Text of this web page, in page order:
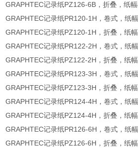
GRAPHTEC记录纸PZ126-6B，折叠，纸
GRAPHTEC记录纸PR120-1H，卷式，纸
GRAPHTEC记录纸PZ120-1H，折叠，纸
GRAPHTEC记录纸PR122-2H，卷式，纸
GRAPHTEC记录纸PZ122-2H，折叠，纸
GRAPHTEC记录纸PR123-3H，卷式，纸
GRAPHTEC记录纸PZ123-3H，折叠，纸
GRAPHTEC记录纸PR124-4H，卷式，纸
GRAPHTEC记录纸PZ124-4H，折叠，纸
GRAPHTEC记录纸PR126-6H，卷式，纸
GRAPHTEC记录纸PZ126-6H，折叠，纸